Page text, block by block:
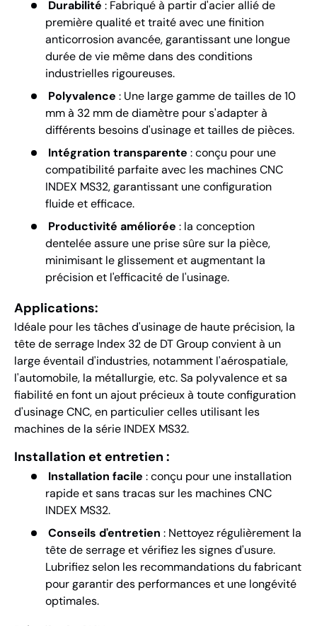
Durabilité : Fabriqué à partir d'acier allié de
première qualité et traité avec une finition
anticorrosion avancée, garantissant une longue
durée de vie même dans des conditions
industrielles rigoureuses.
Polyvalence : Une large gamme de tailles de 10
mm à 32 mm de diamètre pour s'adapter à
différents besoins d'usinage et tailles de pièces.
Intégration transparente : conçu pour une
compatibilité parfaite avec les machines CNC
INDEX MS32, garantissant une configuration
fluide et efficace.
Productivité améliorée : la conception
dentelée assure une prise sûre sur la pièce,
minimisant le glissement et augmentant la
précision et l'efficacité de l'usinage.
Applications:
Idéale pour les tâches d'usinage de haute précision, la
tête de serrage Index 32 de DT Group convient à un
large éventail d'industries, notamment l'aérospatiale,
l'automobile, la métallurgie, etc. Sa polyvalence et sa
fiabilité en font un ajout précieux à toute configuration
d'usinage CNC, en particulier celles utilisant les
machines de la série INDEX MS32.
Installation et entretien :
Installation facile : conçu pour une installation
rapide et sans tracas sur les machines CNC
INDEX MS32.
Conseils d'entretien : Nettoyez régulièrement la
tête de serrage et vérifiez les signes d'usure.
Lubrifiez selon les recommandations du fabricant
pour garantir des performances et une longévité
optimales.